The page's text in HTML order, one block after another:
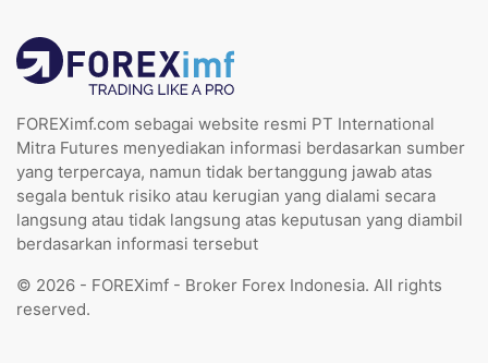
FOREXimf.com sebagai website resmi PT International
Mitra Futures menyediakan informasi berdasarkan sumber
yang terpercaya, namun tidak bertanggung jawab atas
segala bentuk risiko atau kerugian yang dialami secara
langsung atau tidak langsung atas keputusan yang diambil
berdasarkan informasi tersebut
© 2026 - FOREXimf - Broker Forex Indonesia. All rights
reserved.